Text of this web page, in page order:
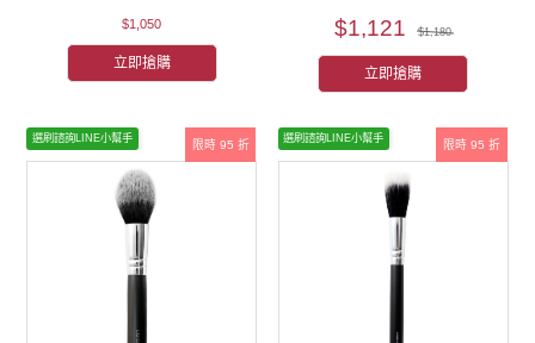
$1,050
立即搶購
$1,121 $1,180
立即搶購
限時 95 折
選刷諮詢LINE小幫手
限時 95 折
選刷諮詢LINE小幫手